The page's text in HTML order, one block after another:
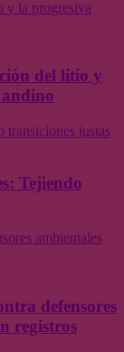
y la progresiva
del litio y
transiciones justas
Tejiendo
ambientales
defensores
registros